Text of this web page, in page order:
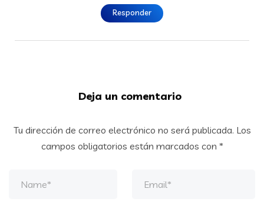
Responder
Deja un comentario
Tu dirección de correo electrónico no será publicada. Los
campos obligatorios están marcados con *